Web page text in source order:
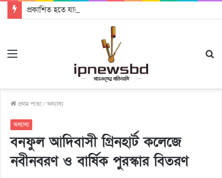
প্রকাশিত হতে যাচ্ছে দি রাবুগার নতুন গান ‘Baljanggi’
প্রথম পাতা/অন্যান্য
অন্যান্য
বনফুল আদিবাসী গ্রিনহার্ট কলেজে
নবীনবরণ ও বার্ষিক পুরস্কার বিতরণ